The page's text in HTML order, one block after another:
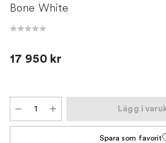
Bone White
17 950 kr
Lägg i
Spara som favorit